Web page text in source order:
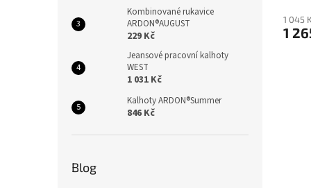
Kombinované rukavice
ARDON®AUGUST
229 Kč
Jeansové pracovní kalhoty
WEST
1 031 Kč
Kalhoty ARDON®Summer
846 Kč
Blog
1 045
1